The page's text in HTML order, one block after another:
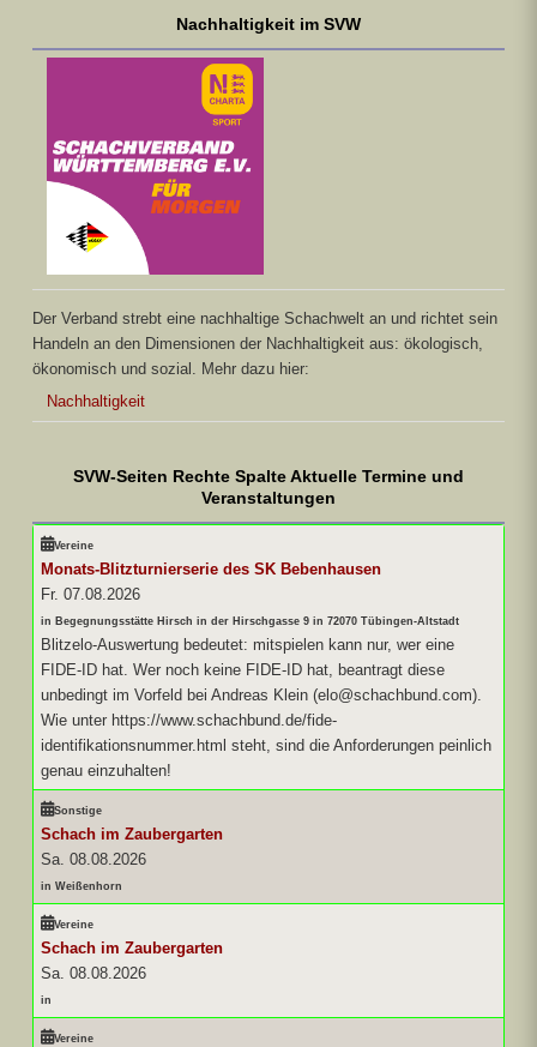
Nachhaltigkeit im SVW
Der Verband strebt eine nachhaltige Schachwelt an und richtet sein
Handeln an den Dimensionen der Nachhaltigkeit aus: ökologisch,
ökonomisch und sozial. Mehr dazu hier:
Nachhaltigkeit
SVW-Seiten Rechte Spalte Aktuelle Termine und
Veranstaltungen
Vereine
Monats-Blitzturnierserie des SK Bebenhausen
Fr. 07.08.2026
in Begegnungsstätte Hirsch in der Hirschgasse 9 in 72070 Tübingen-Altstadt
Blitzelo-Auswertung bedeutet: mitspielen kann nur, wer eine
FIDE-ID hat. Wer noch keine FIDE-ID hat, beantragt diese
unbedingt im Vorfeld bei Andreas Klein (elo@schachbund.com).
Wie unter https://www.schachbund.de/fide-
identifikationsnummer.html steht, sind die Anforderungen peinlich
genau einzuhalten!
Sonstige
Schach im Zaubergarten
Sa. 08.08.2026
in Weißenhorn
Vereine
Schach im Zaubergarten
Sa. 08.08.2026
in
Vereine